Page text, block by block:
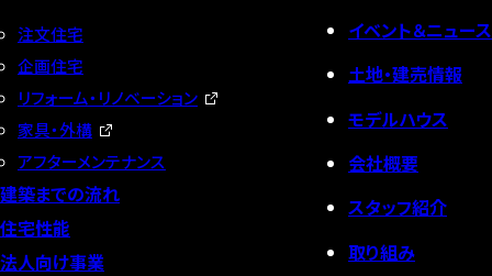
注文住宅
企画住宅
リフォーム・リノベーション
家具・外構
アフターメンテナンス
建築までの流れ
住宅性能
法人向け事業
イベント＆ニュース
土地・建売情報
モデルハウス
会社概要
スタッフ紹介
取り組み